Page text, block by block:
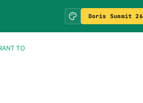
Doris Summit 26
TO